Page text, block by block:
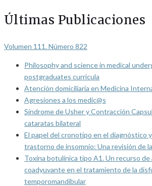
Últimas Publicaciones
Volumen 111. Número 822
Philosophy and science in medical
postgraduates curricula
Atención domiciliaria en Medicina
Agresiones a los medic@s
Síndrome de Usher y Contracción
cataratas bilateral
El papel del cronotipo en el diagnóstico
trastorno de insomnio: Una revisión de
Toxina botulínica tipo A1. Un recurso de
coadyuvante en el tratamiento de la
temporomandibular